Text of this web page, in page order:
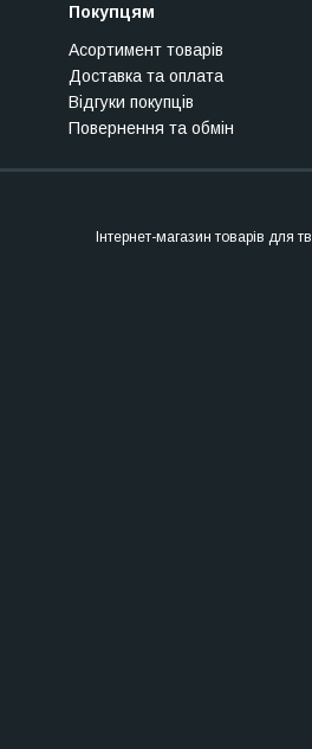
Покупцям
Асортимент товарів
Доставка та оплата
Відгуки покупців
Повернення та обмін